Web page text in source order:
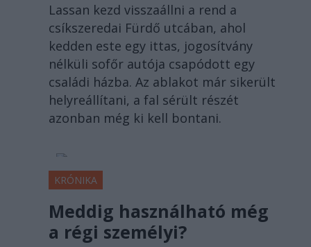
Lassan kezd visszaállni a rend a
csíkszeredai Fürdő utcában, ahol
kedden este egy ittas, jogosítvány
nélküli sofőr autója csapódott egy
családi házba. Az ablakot már sikerült
helyreállítani, a fal sérült részét
azonban még ki kell bontani.
KRÓNIKA
Meddig használható még
a régi személyi?